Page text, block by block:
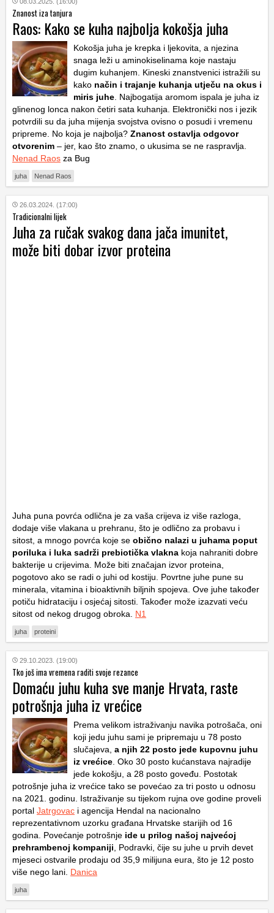
Znanost iza tanjura
Raos: Kako se kuha najbolja kokošja juha
Kokošja juha je krepka i ljekovita, a njezina
snaga leži u aminokiselinama koje nastaju
dugim kuhanjem. Kineski znanstvenici istražili su
kako način i trajanje kuhanja utječu na okus i
miris juhe . Najbogatija aromom ispala je juha iz
glinenog lonca nakon četiri sata kuhanja. Elektronički nos i jezik
potvrdili su da juha mijenja svojstva ovisno o posudi i vremenu
pripreme. No koja je najbolja? Znanost ostavlja odgovor
otvorenim – jer, kao što znamo, o ukusima se ne raspravlja.
Nenad Raos za Bug
juha Nenad Raos
26.03.2024. (17:00)
Tradicionalni lijek
Juha za ručak svakog dana jača imunitet,
može biti dobar izvor proteina
Juha puna povrća odlična je za vaša crijeva iz više razloga,
dodaje više vlakana u prehranu, što je odlično za probavu i
sitost, a mnogo povrća koje se obično nalazi u juhama poput
poriluka i luka sadrži prebiotička vlakna koja nahraniti dobre
bakterije u crijevima. Može biti značajan izvor proteina,
pogotovo ako se radi o juhi od kostiju. Povrtne juhe pune su
minerala, vitamina i bioaktivnih biljnih spojeva. Ove juhe također
potiču hidrataciju i osjećaj sitosti. Također može izazvati veću
sitost od nekog drugog obroka. N1
juha proteini
29.10.2023. (19:00)
Tko još ima vremena raditi svoje rezance
Domaću juhu kuha sve manje Hrvata, raste
potrošnja juha iz vrećice
Prema velikom istraživanju navika potrošača, oni
koji jedu juhu sami je pripremaju u 78 posto
slučajeva, a njih 22 posto jede kupovnu juhu
iz vrećice . Oko 30 posto kućanstava najradije
jede kokošju, a 28 posto goveđu. Postotak
potrošnje juha iz vrećice tako se povećao za tri posto u odnosu
na 2021. godinu. Istraživanje su tijekom rujna ove godine proveli
portal Jatrgovac i agencija Hendal na nacionalno
reprezentativnom uzorku građana Hrvatske starijih od 16
godina. Povećanje potrošnje ide u prilog našoj najvećoj
prehrambenoj kompaniji , Podravki, čije su juhe u prvih devet
mjeseci ostvarile prodaju od 35,9 milijuna eura, što je 12 posto
više nego lani. Danica
juha